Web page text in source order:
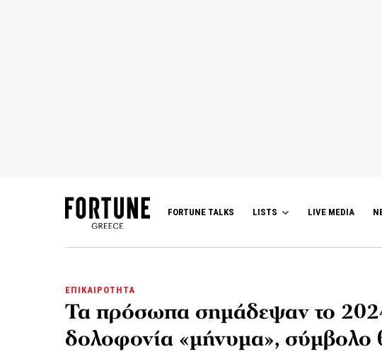
FORTUNE TALKS LISTS LIVE MEDIA
ΕΠΙΚΑΙΡΟΤΗΤΑ
Τα πρόσωπα σημάδεψαν το
δολοφονία «μήνυμα», σύμβολο